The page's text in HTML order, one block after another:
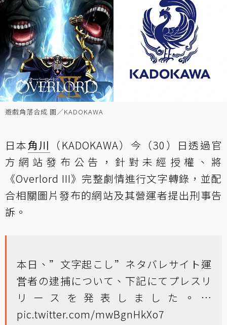
遊戲角落合成 圖／KADOKAWA
日本角川
（KADOKAWA）今（30）日透過官
方網站發布公告，針對未經授權、將
《Overlord III》完整劇情進行文字轉錄，並配
合相關圖片發布的網站及其營運者提出刑事告
訴。
本日、”文字起こし”ネタバレサイト運
営者の逮捕について、下記にてプレスリ
リースを発表しました。…
pic.twitter.com/mwBgnHkXo7